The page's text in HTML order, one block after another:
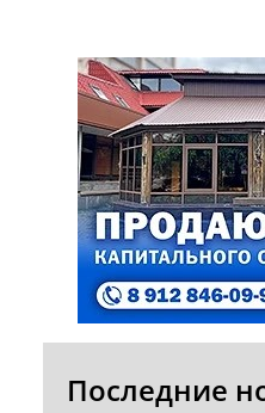
Последние